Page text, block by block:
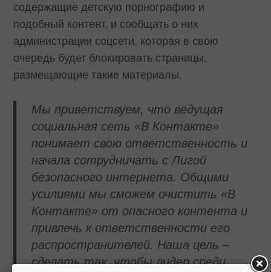
содержащие детскую порнографию и
подобный контент, и сообщать о них
администрации соцсети, которая в свою
очередь будет блокировать страницы,
размещающие такие материалы.
Мы приветствуем, что ведущая
социальная сеть «В Контакте»
понимает свою ответственность и
начала сотрудничать с Лигой
безопасного интернета. Общими
усилиями мы сможем очистить «В
Контакте» от опасного контента и
привлечь к ответственности его
распространителей. Наша цель –
сделать так, чтобы лидер среди